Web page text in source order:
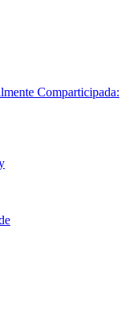
Comparticipada: